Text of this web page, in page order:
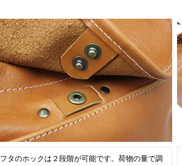
フタのホックは２段階が可能です。荷物の量で調